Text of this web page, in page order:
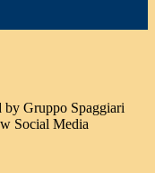
by Gruppo Spaggiari
Social Media